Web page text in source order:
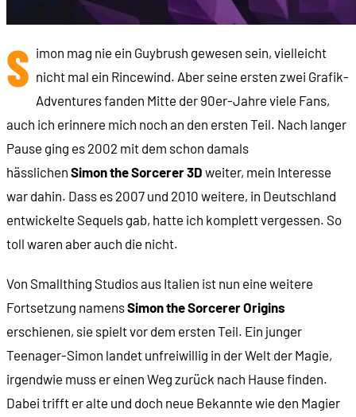
S imon mag nie ein Guybrush gewesen sein, vielleicht
nicht mal ein Rincewind. Aber seine ersten zwei Grafik-
Adventures fanden Mitte der 90er-Jahre viele Fans,
auch ich erinnere mich noch an den ersten Teil. Nach langer
Pause ging es 2002 mit dem schon damals
hässlichen Simon the Sorcerer 3D weiter, mein Interesse
war dahin. Dass es 2007 und 2010 weitere, in Deutschland
entwickelte Sequels gab, hatte ich komplett vergessen. So
toll waren aber auch die nicht.
Von Smallthing Studios aus Italien ist nun eine weitere
Fortsetzung namensSimon the Sorcerer Origins
erschienen, sie spielt vor dem ersten Teil. Ein junger
Teenager-Simon landet unfreiwillig in der Welt der Magie,
irgendwie muss er einen Weg zurück nach Hause finden.
Dabei trifft er alte und doch neue Bekannte wie den Magier